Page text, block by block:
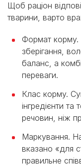
Щоб раціон
тварини, варто
Формат корму.
зберігання,
баланс, а
переваги.
Клас корму.
інгредієнти
речовин, ніж
Маркування.
вказано «для
правильне